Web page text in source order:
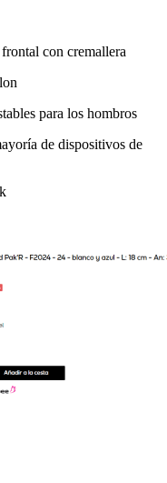
con cremallera
para los hombros
de dispositivos de